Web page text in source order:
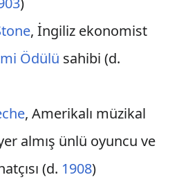
, İngiliz ekonomist
Ödülü sahibi (d.
, Amerikalı müzikal
almış ünlü oyuncu ve
(d. 1908)